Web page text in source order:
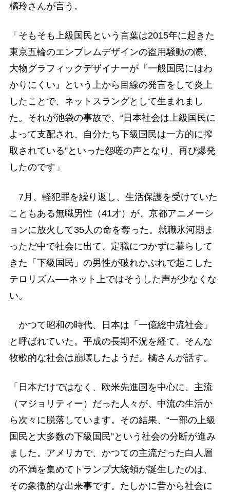
橘玲さんが言う。
「そもそも上級国民という言葉は2015年に起きた
東京五輪のエンブレムデザインの盗用騒動の際、
大物グラフィックデザイナーが『一般国民にはわ
かりにくい』という上から目線の発言をして炎上
したことで、ネットスラングとして生まれまし
た。それが池袋の事故で、“日本社会は上級国民に
よって支配され、自分たち下級国民は一方的に搾
取されている”といった怨嗟の声となり、再び爆発
したのです」
7月、軽犯罪を繰り返し、生活保護を受けていた
こともある無職男性（41才）が、京都アニメーシ
ョンに放火して35人の命を奪った。就職氷河期ま
っただ中で社会に出て、定職につかずに暮らして
きた「下級国民」の男性が破れかぶれで起こした
テロリズム──ネット上ではそうした声が少なくな
い。
かつて昭和の時代、日本は「一億総中流社会」
と呼ばれていた。平成の長期不況を経て、そんな
牧歌的な社会は崩壊したようだ。橘さんが話す。
「日本だけではなく、欧米先進国を中心に、主流
（マジョリティー）だった人々が、中流の生活か
ら次々に脱落しています。その結果、“一部の上級
国民と大多数の下級国民”という社会の分断が進み
ました。アメリカで、かつての主流だった白人層
の不満を集めてトランプ大統領が誕生したのは、
その象徴的な出来事です。たしかに昔から社会に